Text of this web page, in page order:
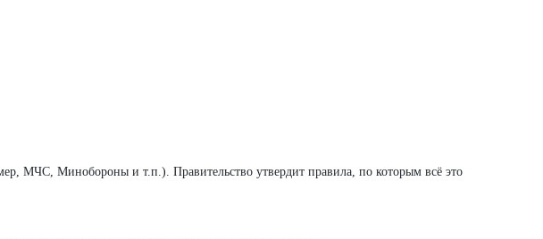
МЧС, Минобороны и т.п.). Правительство утвердит правила, по которым всё это